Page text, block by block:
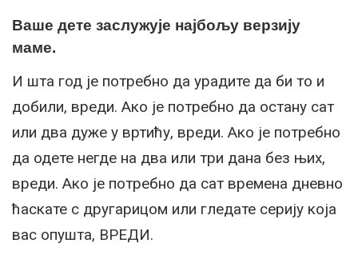
Ваше дете заслужује најбољу верзију
маме.
И шта год је потребно да урадите да би то и
добили, вреди. Ако је потребно да остану сат
или два дуже у вртићу, вреди. Ако је потребно
да одете негде на два или три дана без њих,
вреди. Ако је потребно да сат времена дневно
ћаскате с другарицом или гледате серију која
вас опушта, ВРЕДИ.